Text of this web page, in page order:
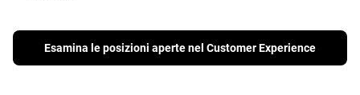
Esamina le posizioni aperte nel Customer Experience